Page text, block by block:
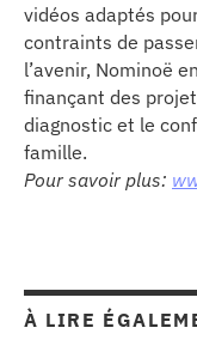
vidéos adaptés
contraints de
l’avenir, Nominoë
finançant des
diagnostic et le
famille.
Pour savoir plus:
À LIRE